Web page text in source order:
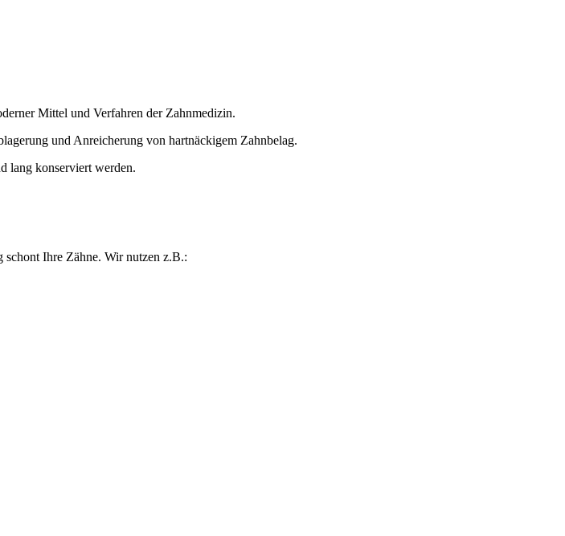
Mittel und Verfahren der Zahnmedizin.
und Anreicherung von hartnäckigem Zahnbelag.
lang konserviert werden.
schont Ihre Zähne. Wir nutzen z.B.: